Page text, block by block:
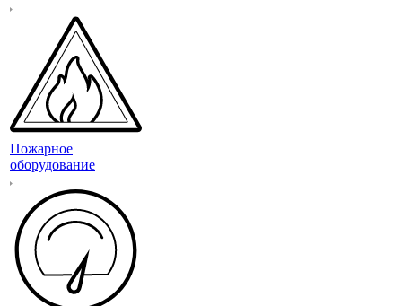
Пожарное
оборудование